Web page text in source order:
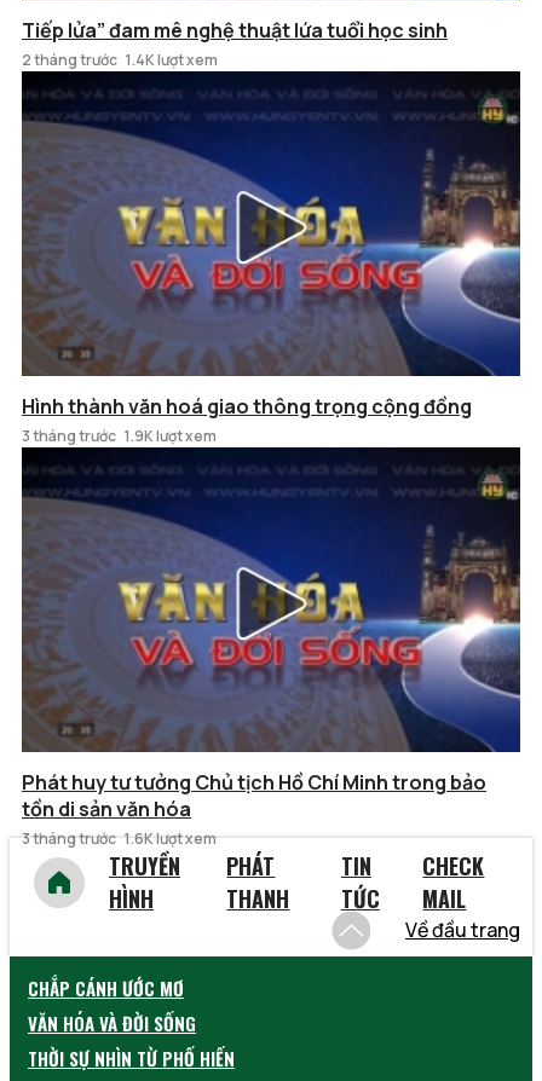
Tiếp lửa” đam mê nghệ thuật lứa tuổi học sinh
2 tháng trước 1.4K lượt xem
Hình thành văn hoá giao thông trọng cộng đồng
3 tháng trước 1.9K lượt xem
Phát huy tư tưởng Chủ tịch Hồ Chí Minh trong bảo
tồn di sản văn hóa
3 tháng trước 1.6K lượt xem
TRUYỀN
HÌNH
PHÁT
THANH
TIN
TỨC
CHECK
MAIL
Về đầu trang
CHẮP CÁNH ƯỚC MƠ
VĂN HÓA VÀ ĐỜI SỐNG
THỜI SỰ NHÌN TỪ PHỐ HIẾN